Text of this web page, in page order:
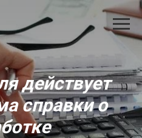
действует
справки о